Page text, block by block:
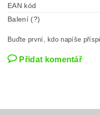
EAN kód
Balení (?)
Buďte první, kdo napíše
Přidat komentář